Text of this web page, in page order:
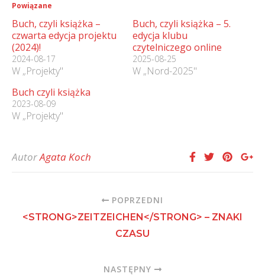
Powiązane
Buch, czyli książka –
czwarta edycja projektu
(2024)!
2024-08-17
W „Projekty"
Buch, czyli książka – 5.
edycja klubu
czytelniczego online
2025-08-25
W „Nord-2025"
Buch czyli książka
2023-08-09
W „Projekty"
AutorAgata Koch
POPRZEDNI
<STRONG>ZEITZEICHEN</STRONG> – ZNAKI
CZASU
NASTĘPNY